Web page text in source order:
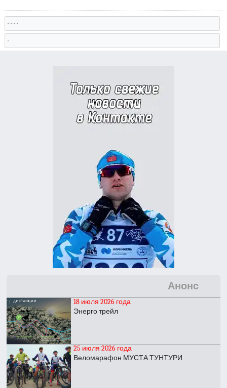
Анонс
18 июля 2026 года
Энерго трейл
25 июля 2026 года
Веломарафон МУСТА ТУНТУРИ